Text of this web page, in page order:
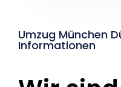
Umzug München
Informationen